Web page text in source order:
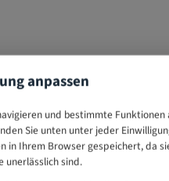
anpassen
und bestimmte Funktionen
Sie unten unter jeder
in Ihrem Browser gespeichert, da
unerlässlich sind.